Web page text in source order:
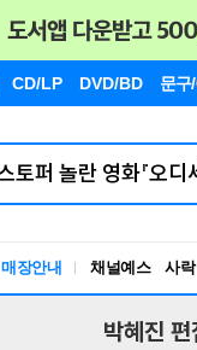
CD/LP DVD/BD 문구
매장안내 채널예스 사락
박혜진